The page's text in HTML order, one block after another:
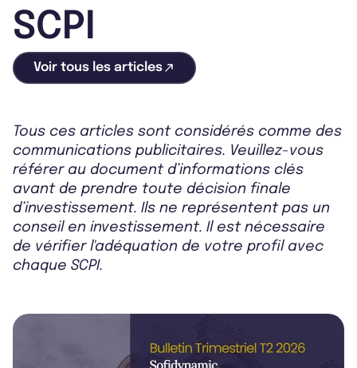
SCPI
Voir tous les articles
Tous ces articles sont considérés comme des
communications publicitaires. Veuillez-vous
référer au document d’informations clés
avant de prendre toute décision finale
d’investissement. Ils ne représentent pas un
conseil en investissement. Il est nécessaire
de vérifier l'adéquation de votre profil avec
chaque SCPI.